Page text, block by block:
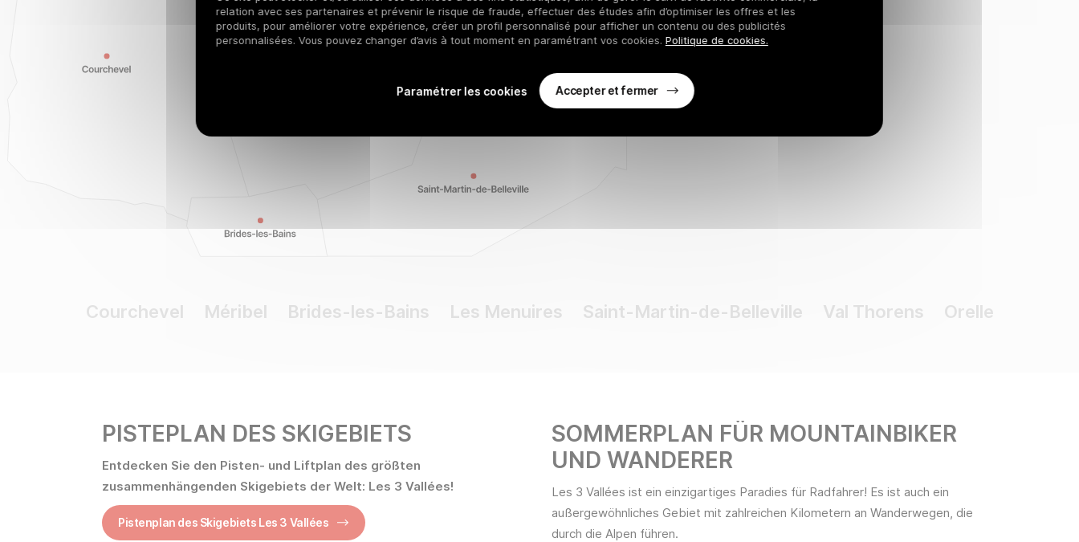
Courchevel Méribel Brides-les-Bains Les Menuires Saint-Martin-de-Belleville Val Thorens Orelle
PISTEPLAN DES SKIGEBIETS
Entdecken Sie den Pisten- und Liftplan des größten
zusammenhängenden Skigebiets der Welt: Les 3 Vallées!
Pistenplan des Skigebiets Les 3 Vallées
SOMMERPLAN FÜR MOUNTAINBIKER
UND WANDERER
Les 3 Vallées ist ein einzigartiges Paradies für Radfahrer! Es ist auch ein
außergewöhnliches Gebiet mit zahlreichen Kilometern an Wanderwegen, die
durch die Alpen führen.
relation avec ses partenaires et prévenir le risque de fraude, effectuer des études afin d’optimiser les offres et les
produits, pour améliorer votre expérience, créer un profil personnalisé pour afficher un contenu ou des publicités
personnalisées. Vous pouvez changer d’avis à tout moment en paramétrant vos cookies. Politique de cookies.
Paramétrer les cookies Accepter et fermer